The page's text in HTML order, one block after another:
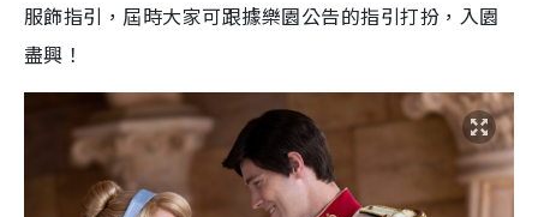
服飾指引，屆時大家可跟據樂園公告的指引打扮，入園
盡興！